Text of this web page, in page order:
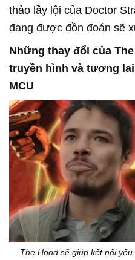
thảo lầy lội của Doctor
đang được đồn đoán sẽ
Những thay đổi của
truyền hình và tương
MCU
The Hood sẽ giúp kết nối